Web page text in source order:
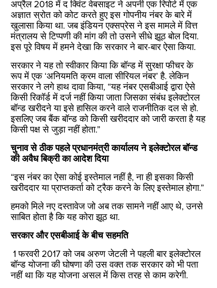
अप्रैल 2018 में द क्विंट वेबसाइट ने अपनी एक रिपोर्ट में एक
अज्ञात स्रोत को कोट करते हुए इस गोपनीय नंबर के बारे में
खुलासा किया था. जब इंडियन एक्सप्रेस ने इस मामले में वित्त
मंत्रालय से टिप्पणी की मांग की तो उसने सीधे झूठ बोल दिया.
इस पूरे विषय में हमने देखा कि सरकार ने बार-बार ऐसा किया.
सरकार ने यह तो स्वीकार किया कि बॉन्ड में सुरक्षा फीचर के
रूप में एक ‘अनियमति क्रम वाला सीरियल नंबर’ है. लेकिन
सरकार ने लगे हाथ दावा किया, “यह नंबर एसबीआई द्वारा ऐसे
किसी रिकॉर्ड में दर्ज नहीं किया जाता जिसका संबंध इलेक्टोरल
बॉन्ड खरीदने या इसे हासिल करने वाले राजनीतिक दल से हो.
इसलिए जब बैंक बॉन्ड को किसी खरीददार को जारी करता है यह
किसी पक्ष से जुड़ा नहीं होता.”
चुनाव से ठीक पहले प्रधानमंत्री कार्यालय ने इलेक्टोरल बॉन्ड
की अवैध बिक्री का आदेश दिया
“इस नंबर का ऐसा कोई इस्तेमाल नहीं है, ना ही इसका किसी
खरीददार या प्राप्तकर्ता को ट्रैक करने के लिए इस्तेमाल होगा.”
हमको मिले नए दस्तावेज जो अब तक सामने नहीं आए थे, उनसे
साबित होता है कि यह कोरा झूठ था.
सरकार और एसबीआई के बीच सहमति
1 फरवरी 2017 को जब अरुण जेटली ने पहली बार इलेक्टोरल
बॉन्ड योजना की घोषणा की उस वक्त तक सरकार को भी पता
नहीं था कि यह योजना असल में किस तरह से काम करेगी.